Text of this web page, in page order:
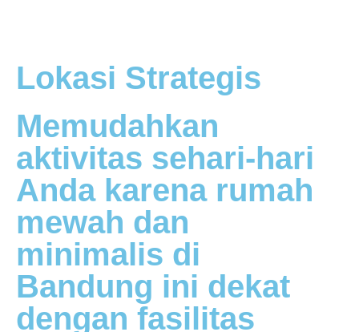
Lokasi Strategis
Memudahkan
aktivitas sehari-hari
Anda karena rumah
mewah dan
minimalis di
Bandung ini dekat
dengan fasilitas